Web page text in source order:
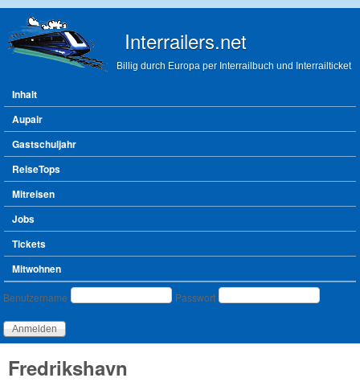
Interrailers.net
Billig durch Europa per Interrailbuch und Interrailticket
Hauptmenü
Inhalt
Aupair
Gastschuljahr
ReiseTops
Mitreisen
Jobs
Tickets
Mitwohnen
Benutzeranmeldung
Benutzername Passwort
Fredrikshavn